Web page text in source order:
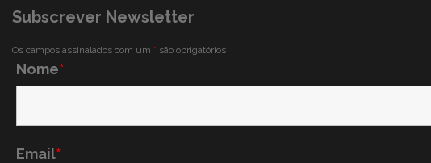
Subscrever Newsletter
Os campos assinalados com um * são obrigatórios
Nome*
Email*